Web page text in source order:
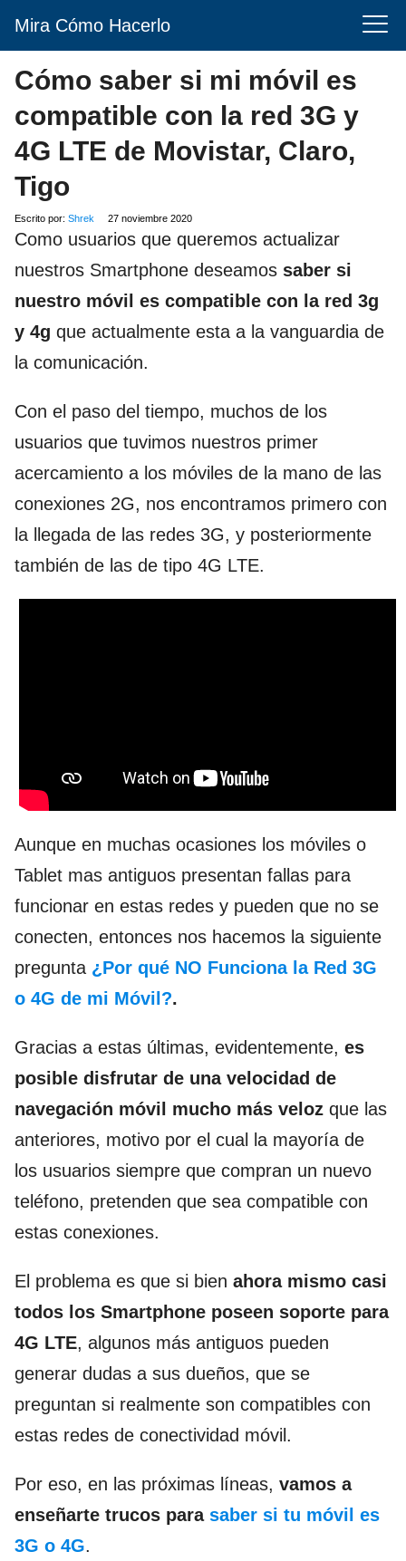
Mira Cómo Hacerlo
Cómo saber si mi móvil es
compatible con la red 3G y
4G LTE de Movistar, Claro,
Tigo
Escrito por: Shrek 27 noviembre 2020
Como usuarios que queremos actualizar
nuestros Smartphone deseamos saber si
nuestro móvil es compatible con la red 3g
y 4g que actualmente esta a la vanguardia de
la comunicación.
Con el paso del tiempo, muchos de los
usuarios que tuvimos nuestros primer
acercamiento a los móviles de la mano de las
conexiones 2G, nos encontramos primero con
la llegada de las redes 3G, y posteriormente
también de las de tipo 4G LTE.
Aunque en muchas ocasiones los móviles o
Tablet mas antiguos presentan fallas para
funcionar en estas redes y pueden que no se
conecten, entonces nos hacemos la siguiente
pregunta ¿Por qué NO Funciona la Red 3G
o 4G de mi Móvil?.
Gracias a estas últimas, evidentemente, es
posible disfrutar de una velocidad de
navegación móvil mucho más veloz que las
anteriores, motivo por el cual la mayoría de
los usuarios siempre que compran un nuevo
teléfono, pretenden que sea compatible con
estas conexiones.
El problema es que si bien ahora mismo casi
todos los Smartphone poseen soporte para
4G LTE, algunos más antiguos pueden
generar dudas a sus dueños, que se
preguntan si realmente son compatibles con
estas redes de conectividad móvil.
Por eso, en las próximas líneas, vamos a
enseñarte trucos para saber si tu móvil es
3G o 4G.